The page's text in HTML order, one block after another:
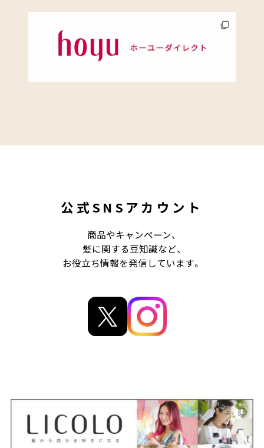
公式SNSアカウント
商品やキャンペーン、
髪に関する豆知識など、
お役立ち情報を発信しています。